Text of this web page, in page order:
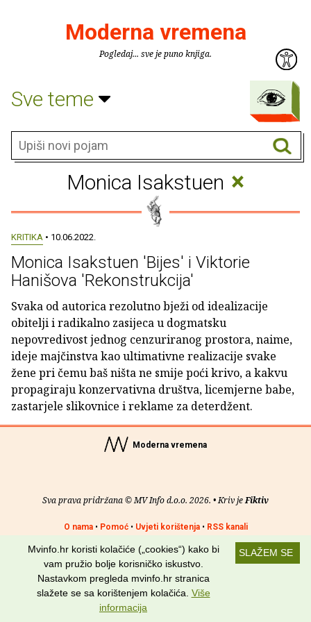
Moderna vremena
Pogledaj... sve je puno knjiga.
Sve teme
Monica Isakstuen ×
KRITIKA • 10.06.2022.
Monica Isakstuen 'Bijes' i Viktorie
Hanišova 'Rekonstrukcija'
Svaka od autorica rezolutno bježi od idealizacije
obitelji i radikalno zasijeca u dogmatsku
nepovredivost jednog cenzuriranog prostora, naime,
ideje majčinstva kao ultimativne realizacije svake
žene pri čemu baš ništa ne smije poći krivo, a kakvu
propagiraju konzervativna društva, licemjerne babe,
zastarjele slikovnice i reklame za deterdžent.
Moderna vremena
Sva prava pridržana © MV Info d.o.o. 2026. • Kriv jeFiktiv
O nama• Pomoć• Uvjeti korištenja• RSS kanali
Potraži nas na: SLAŽEM SE
Mvinfo.hr koristi kolačiće („cookies“) kako bi
vam pružio bolje korisničko iskustvo.
Nastavkom pregleda mvinfo.hr stranica
slažete se sa korištenjem kolačića. Više
informacija